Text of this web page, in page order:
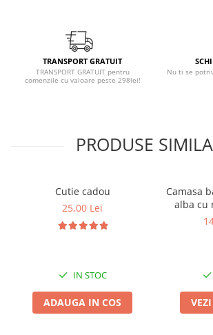
TRANSPORT GRATUIT
TRANSPORT GRATUIT pentru
comenzile cu valoare peste 298lei!
Nu ti se
PRODUSE
Cutie cadou
25,00 Lei
IN STOC
ADAUGA IN COS
Camasa
alba cu